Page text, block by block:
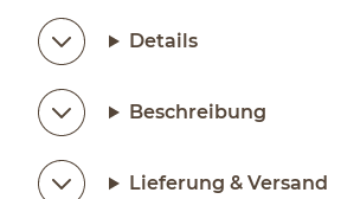
Details
Beschreibung
Lieferung & Versand